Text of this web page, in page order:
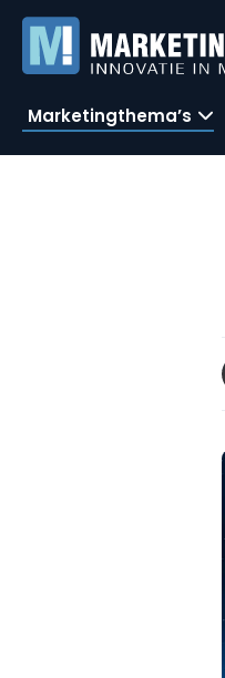
Marketingthema’s